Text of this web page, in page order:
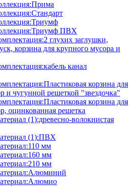
ПВХ
глухих заглушки,
корзина для крупного мусора и
канал
корзина для
и чугунной решеткой "звездочка"
корзина для
оцинкованная решетка
(1):древесно-волокнистая
(1):ПВХ
мм
мм
мм